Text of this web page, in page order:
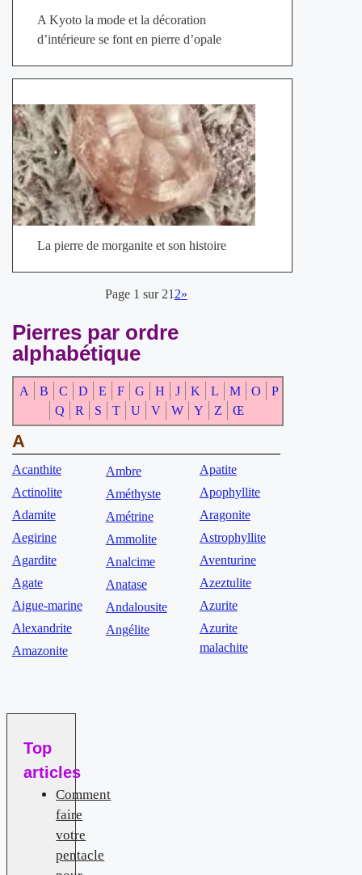
A Kyoto la mode et la décoration
d’intérieure se font en pierre d’opale
La pierre de morganite et son histoire
Page 1 sur 212»
Pierres par ordre
alphabétique
A B C D E F G H J K L M O
P
Q
R S T U V W Y Z Œ
A
Acanthite
Actinolite
Adamite
Aegirine
Agardite
Agate
Aigue-marine
Alexandrite
Amazonite
Ambre
Améthyste
Amétrine
Ammolite
Analcime
Anatase
Andalousite
Angélite
Apatite
Apophyllite
Aragonite
Astrophyllite
Aventurine
Azeztulite
Azurite
Azurite
malachite
Top
articles
Comment
faire
votre
pentacle